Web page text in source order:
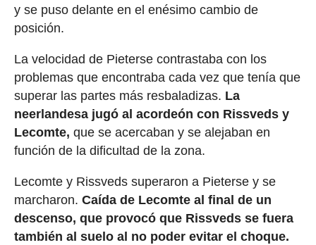
y se puso delante en el enésimo cambio de
posición.
La velocidad de Pieterse contrastaba con los
problemas que encontraba cada vez que tenía que
superar las partes más resbaladizas. La
neerlandesa jugó al acordeón con Rissveds y
Lecomte, que se acercaban y se alejaban en
función de la dificultad de la zona.
Lecomte y Rissveds superaron a Pieterse y se
marcharon. Caída de Lecomte al final de un
descenso, que provocó que Rissveds se fuera
también al suelo al no poder evitar el choque.